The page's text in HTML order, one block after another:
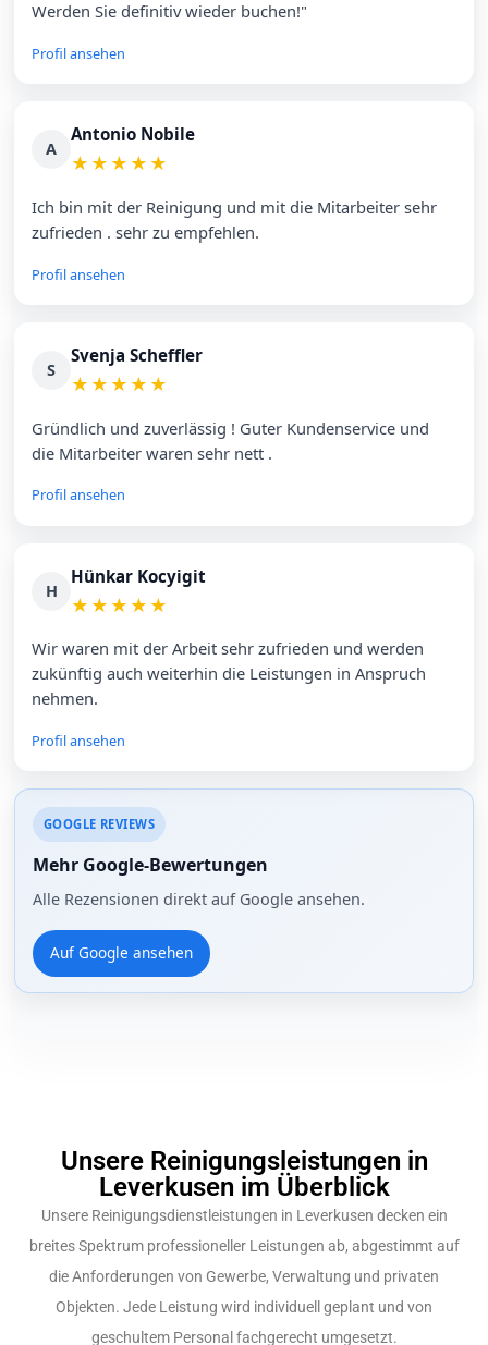
Werden Sie definitiv wieder buchen!"
Profil ansehen
A
Antonio Nobile
★ ★ ★ ★ ★
Ich bin mit der Reinigung und mit die Mitarbeiter sehr
zufrieden . sehr zu empfehlen.
Profil ansehen
S
Svenja Scheffler
★ ★ ★ ★ ★
Gründlich und zuverlässig ! Guter Kundenservice und
die Mitarbeiter waren sehr nett .
Profil ansehen
H
Hünkar Kocyigit
★ ★ ★ ★ ★
Wir waren mit der Arbeit sehr zufrieden und werden
zukünftig auch weiterhin die Leistungen in Anspruch
nehmen.
Profil ansehen
GOOGLE REVIEWS
Mehr Google-Bewertungen
Alle Rezensionen direkt auf Google ansehen.
Auf Google ansehen
Unsere Reinigungsleistungen in
Leverkusen im Überblick
Unsere Reinigungsdienstleistungen in Leverkusen decken ein
breites Spektrum professioneller Leistungen ab, abgestimmt auf
die Anforderungen von Gewerbe, Verwaltung und privaten
Objekten. Jede Leistung wird individuell geplant und von
geschultem Personal fachgerecht umgesetzt.